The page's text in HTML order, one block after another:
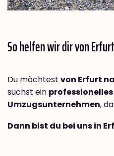
So helfen wir dir von
Du möchtest von Erfurt
suchst ein
Umzugsunternehmen,
Dann bist du bei uns in